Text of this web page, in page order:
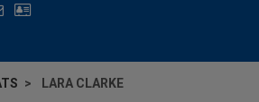
LARA CLARKE